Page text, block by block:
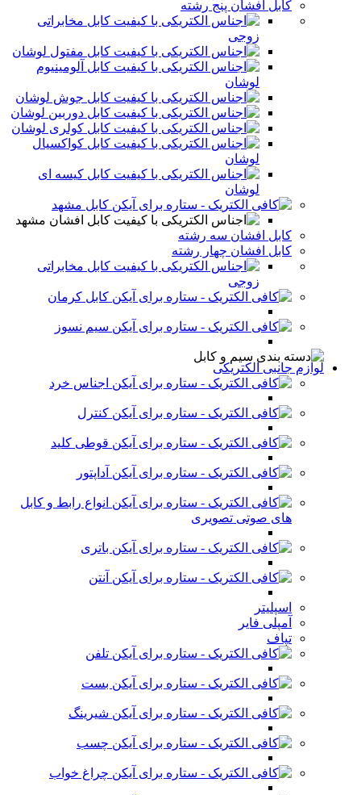
کابل افشان پنج رشته
کابل مخابراتی
زوجی
کابل مفتول لوشان
کابل آلومینیوم
لوشان
کابل جوش لوشان
کابل دوربین لوشان
کابل کولری لوشان
کابل کواکسیال
لوشان
کابل کیسه ای
لوشان
کابل مشهد
کابل افشان مشهد
کابل افشان سه رشته
کابل افشان چهار رشته
کابل مخابراتی
زوجی
کابل کرمان
سیم نسوز
لوازم جانبی الکتریکی
اجناس خرد
کنترل
قوطی کلید
آداپتور
انواع رابط و کابل
های صوتی تصویری
باتری
آنتن
اسپلیتر
آمپلی فایر
تپاف
تلفن
بست
شیرینگ
چسب
چراغ خواب